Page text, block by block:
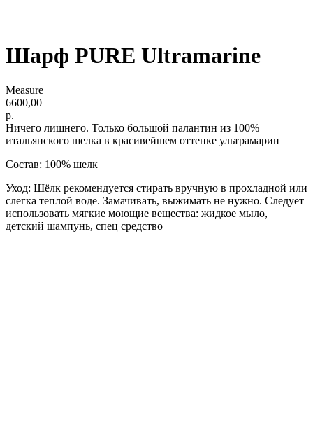
Шарф PURE Ultramarine
Measure
6600,00
р.
Ничего лишнего. Только большой палантин из 100%
итальянского шелка в красивейшем оттенке ультрамарин
Состав: 100% шелк
Уход: Шёлк рекомендуется стирать вручную в прохладной или
слегка теплой воде. Замачивать, выжимать не нужно. Следует
использовать мягкие моющие вещества: жидкое мыло,
детский шампунь, спец средство